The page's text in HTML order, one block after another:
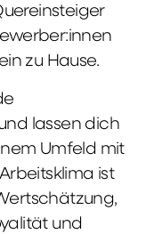
zu Hause.
lassen dich
Umfeld mit
ist
und